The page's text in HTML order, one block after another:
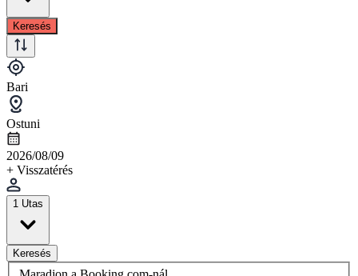
Keresés
Bari
Ostuni
2026/08/09
+ Visszatérés
1 Utas
Keresés